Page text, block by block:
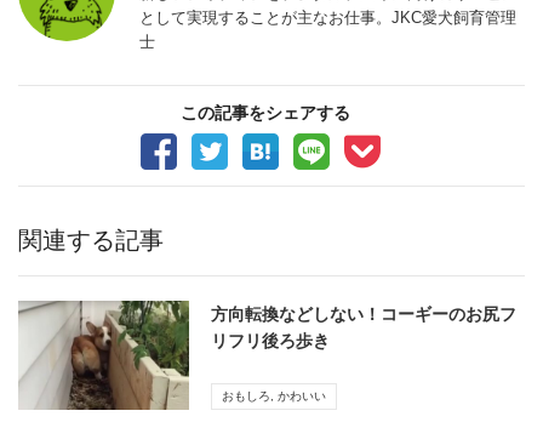
として実現することが主なお仕事。JKC愛犬飼育管理
士
この記事をシェアする
関連する記事
方向転換などしない！コーギーのお尻フ
リフリ後ろ歩き
おもしろ かわいい